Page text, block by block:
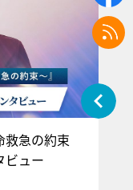
救急の約束
タビュー